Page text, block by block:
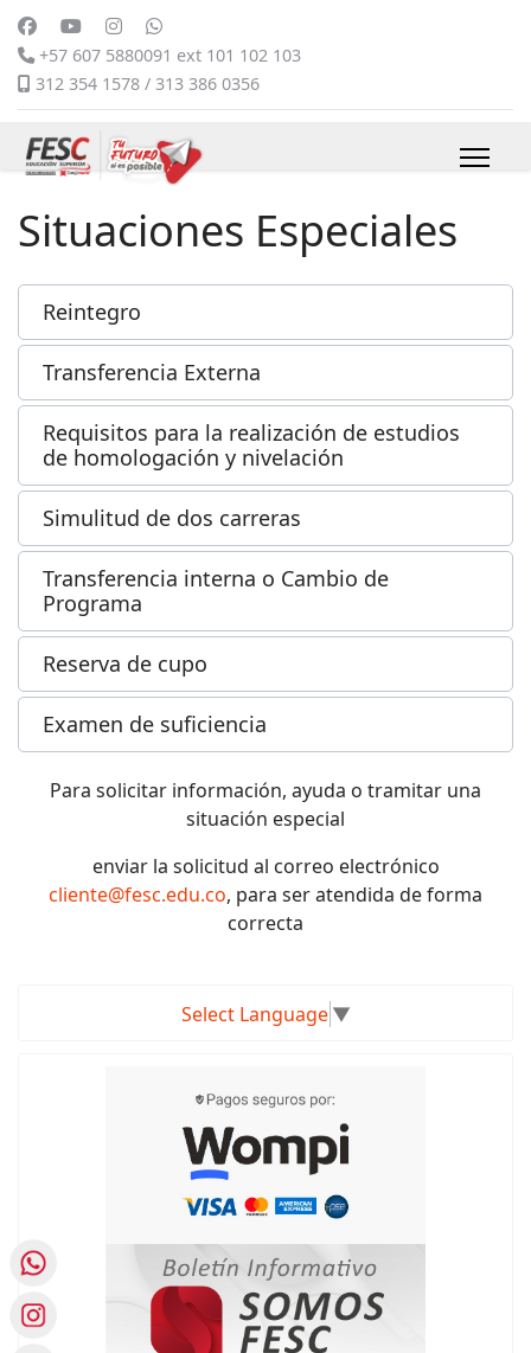
+57 607 5880091 ext 101 102 103
312 354 1578 / 313 386 0356
Situaciones Especiales
Reintegro
Transferencia Externa
Requisitos para la realización de estudios
de homologación y nivelación
Simulitud de dos carreras
Transferencia interna o Cambio de
Programa
Reserva de cupo
Examen de suficiencia
Para solicitar información, ayuda o tramitar una
situación especial
enviar la solicitud al correo electrónico
cliente@fesc.edu.co, para ser atendida de forma
correcta
Select Language▼